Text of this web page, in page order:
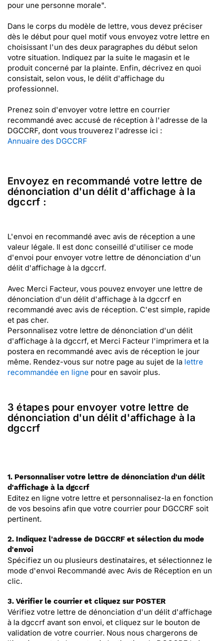
pour une personne morale".
Dans le corps du modèle de lettre, vous devez préciser
dès le début pour quel motif vous envoyez votre lettre en
choisissant l'un des deux paragraphes du début selon
votre situation. Indiquez par la suite le magasin et le
produit concerné par la plainte. Enfin, décrivez en quoi
consistait, selon vous, le délit d'affichage du
professionnel.
Prenez soin d'envoyer votre lettre en courrier
recommandé avec accusé de réception à l'adresse de la
DGCCRF, dont vous trouverez l'adresse ici :
Annuaire des DGCCRF
Envoyez en recommandé votre lettre de
dénonciation d'un délit d'affichage à la
dgccrf :
L'envoi en recommandé avec avis de réception a une
valeur légale. Il est donc conseillé d'utiliser ce mode
d'envoi pour envoyer votre lettre de dénonciation d'un
délit d'affichage à la dgccrf.
Avec Merci Facteur, vous pouvez envoyer une lettre de
dénonciation d'un délit d'affichage à la dgccrf en
recommandé avec avis de réception. C'est simple, rapide
et pas cher.
Personnalisez votre lettre de dénonciation d'un délit
d'affichage à la dgccrf, et Merci Facteur l'imprimera et la
postera en recommandé avec avis de réception le jour
même. Rendez-vous sur notre page au sujet de la lettre
recommandée en ligne pour en savoir plus.
3 étapes pour envoyer votre lettre de
dénonciation d'un délit d'affichage à la
dgccrf
1. Personnaliser votre lettre de dénonciation d'un délit
d'affichage à la dgccrf
Editez en ligne votre lettre et personnalisez-la en fonction
de vos besoins afin que votre courrier pour DGCCRF soit
pertinent.
2. Indiquez l'adresse de DGCCRF et sélection du mode
d'envoi
Spécifiez un ou plusieurs destinataires, et sélectionnez le
mode d'envoi Recommandé avec Avis de Réception en un
clic.
3. Vérifier le courrier et cliquez sur POSTER
Vérifiez votre lettre de dénonciation d'un délit d'affichage
à la dgccrf avant son envoi, et cliquez sur le bouton de
validation de votre courrier. Nous nous chargerons de